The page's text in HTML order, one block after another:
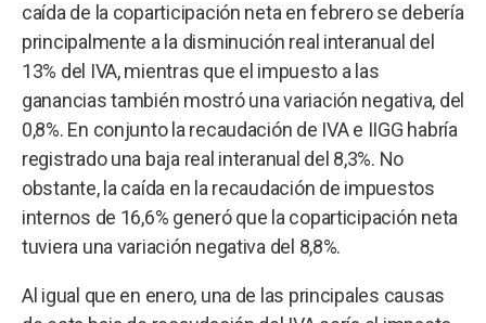
caída de la coparticipación neta en febrero se debería
principalmente a la disminución real interanual del
13% del IVA, mientras que el impuesto a las
ganancias también mostró una variación negativa, del
0,8%. En conjunto la recaudación de IVA e IIGG habría
registrado una baja real interanual del 8,3%. No
obstante, la caída en la recaudación de impuestos
internos de 16,6% generó que la coparticipación neta
tuviera una variación negativa del 8,8%.
Al igual que en enero, una de las principales causas